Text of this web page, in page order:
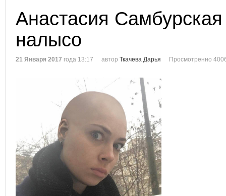
Анастасия
налысо
21 Января 2017 года 13:17 автор Ткачева Дарья Просмотренно